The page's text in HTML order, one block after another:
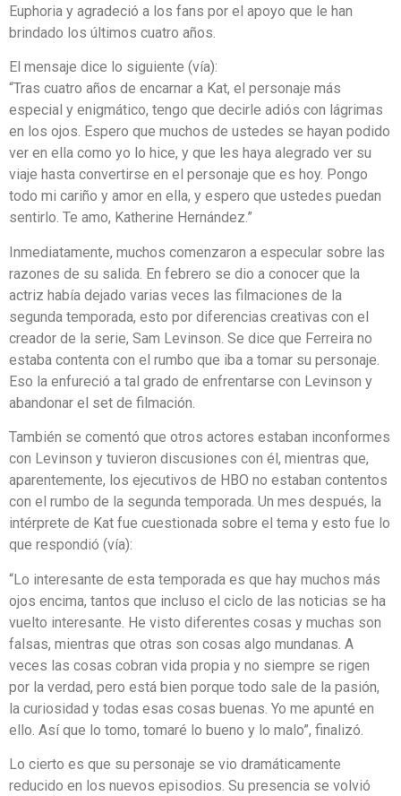
Euphoria y agradeció a los fans por el apoyo que le han
brindado los últimos cuatro años.
El mensaje dice lo siguiente (vía):
“Tras cuatro años de encarnar a Kat, el personaje más
especial y enigmático, tengo que decirle adiós con lágrimas
en los ojos. Espero que muchos de ustedes se hayan podido
ver en ella como yo lo hice, y que les haya alegrado ver su
viaje hasta convertirse en el personaje que es hoy. Pongo
todo mi cariño y amor en ella, y espero que ustedes puedan
sentirlo. Te amo, Katherine Hernández.”
Inmediatamente, muchos comenzaron a especular sobre las
razones de su salida. En febrero se dio a conocer que la
actriz había dejado varias veces las filmaciones de la
segunda temporada, esto por diferencias creativas con el
creador de la serie, Sam Levinson. Se dice que Ferreira no
estaba contenta con el rumbo que iba a tomar su personaje.
Eso la enfureció a tal grado de enfrentarse con Levinson y
abandonar el set de filmación.
También se comentó que otros actores estaban inconformes
con Levinson y tuvieron discusiones con él, mientras que,
aparentemente, los ejecutivos de HBO no estaban contentos
con el rumbo de la segunda temporada. Un mes después, la
intérprete de Kat fue cuestionada sobre el tema y esto fue lo
que respondió (vía):
“Lo interesante de esta temporada es que hay muchos más
ojos encima, tantos que incluso el ciclo de las noticias se ha
vuelto interesante. He visto diferentes cosas y muchas son
falsas, mientras que otras son cosas algo mundanas. A
veces las cosas cobran vida propia y no siempre se rigen
por la verdad, pero está bien porque todo sale de la pasión,
la curiosidad y todas esas cosas buenas. Yo me apunté en
ello. Así que lo tomo, tomaré lo bueno y lo malo”, finalizó.
Lo cierto es que su personaje se vio dramáticamente
reducido en los nuevos episodios. Su presencia se volvió